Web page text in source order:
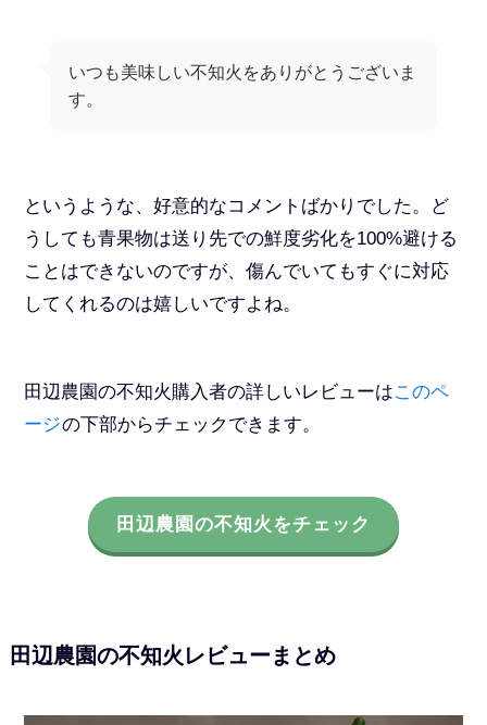
いつも美味しい不知火をありがとうございま
す。
というような、好意的なコメントばかりでした。ど
うしても青果物は送り先での鮮度劣化を100%避ける
ことはできないのですが、傷んでいてもすぐに対応
してくれるのは嬉しいですよね。
田辺農園の不知火購入者の詳しいレビューはこのペ
ージの下部からチェックできます。
田辺農園の不知火をチェック
田辺農園の不知火レビューまとめ